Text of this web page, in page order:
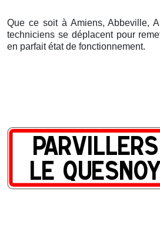
Que ce soit à Amiens, Abbeville,
techniciens se déplacent pour
en parfait état de fonctionnement.